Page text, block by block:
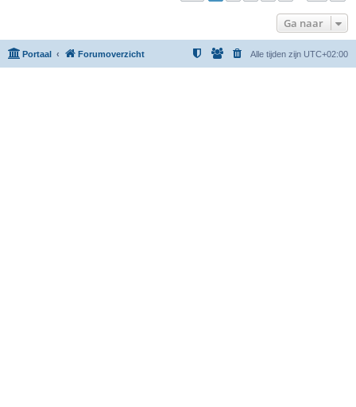
Ga naar
Portaal Forumoverzicht Alle tijden zijn UTC+02:00